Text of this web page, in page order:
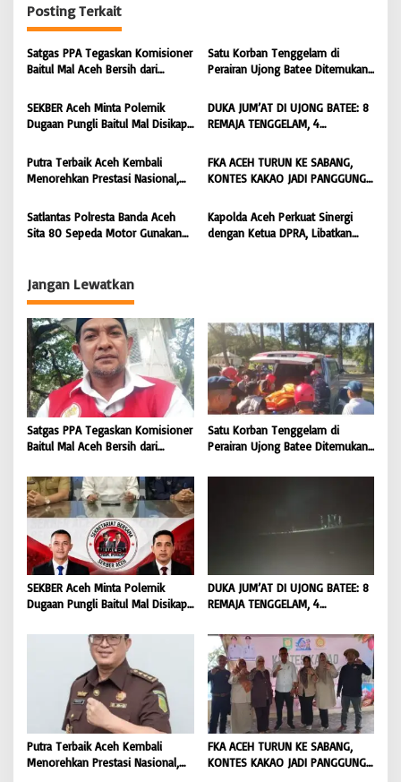
a
s
i
o
Posting Terkait
Satgas PPA Tegaskan Komisioner
Baitul Mal Aceh Bersih dari
Masyarakat Diminta Hentikan
Penyebaran Hoaks | BONGKAR
‘Perkara.com
Satu Korban Tenggelam di
Perairan Ujong Batee Ditemukan,
Pencarian Satu Korban Lain |
BONGKAR ‘Perkara.com
SEKBER Aceh Minta Polemik
Dugaan Pungli Baitul Mal Disikapi
Hukum terhadap Oknum |
BONGKAR ‘Perkara.com
DUKA JUM’AT DI UJONG BATEE: 8
REMAJA TENGGELAM, 4
DICARI | BONGKAR ‘Perkara.com
Putra Terbaik Aceh Kembali
Menorehkan Prestasi Nasional,
Dipromosikan Menjadi
Koordinator JAM Pidum
Kejaksaan Agung RI |
FKA ACEH TURUN KE SABANG,
KONTES KAKAO JADI PANGGUNG
| BONGKAR ‘Perkara.com
Satlantas Polresta Banda Aceh
Sita 80 Sepeda Motor Gunakan
Kapolda Aceh Perkuat Sinergi
dengan Ketua DPRA, Libatkan
Jangan Lewatkan
Satgas PPA Tegaskan Komisioner
Baitul Mal Aceh Bersih dari
Masyarakat Diminta Hentikan
Penyebaran Hoaks | BONGKAR
‘Perkara.com
Satu Korban Tenggelam di
Perairan Ujong Batee Ditemukan,
Pencarian Satu Korban Lain |
SEKBER Aceh Minta Polemik
Dugaan Pungli Baitul Mal Disikapi
Hukum terhadap Oknum |
BONGKAR ‘Perkara.com
DUKA JUM’AT DI UJONG BATEE: 8
REMAJA TENGGELAM, 4
DICARI | BONGKAR ‘Perkara.com
Putra Terbaik Aceh Kembali
Menorehkan Prestasi Nasional,
FKA ACEH TURUN KE SABANG,
KONTES KAKAO JADI PANGGUNG